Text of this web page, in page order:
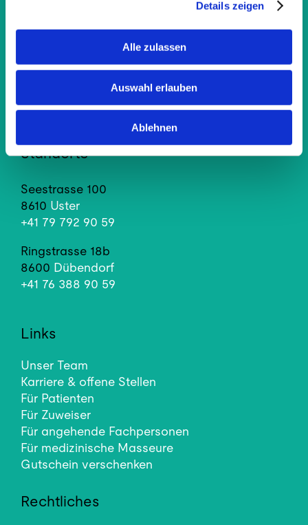
Details zeigen
Alle zulassen
Auswahl erlauben
Ablehnen
Standorte
Seestrasse 100
8610 Uster
+41 79 792 90 59
Ringstrasse 18b
8600 Dübendorf
+41 76 388 90 59
Links
Unser Team
Karriere & offene Stellen
Für Patienten
Für Zuweiser
Für angehende Fachpersonen
Für medizinische Masseure
Gutschein verschenken
Rechtliches